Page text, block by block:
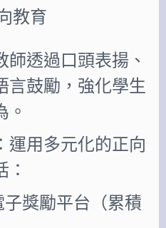
教育
師透過口頭表揚、
言鼓勵，強化學生
。
運用多元化的正向
子獎勵平台（累積